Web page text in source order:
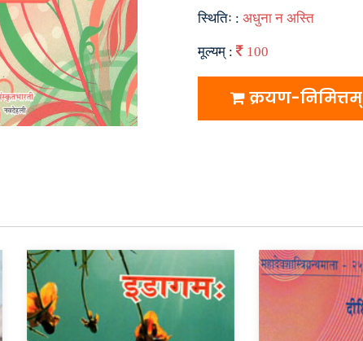
स्थितिः : अधुना न अस्ति
मूल्यम् : 100
क्रयण-निमित्तम्